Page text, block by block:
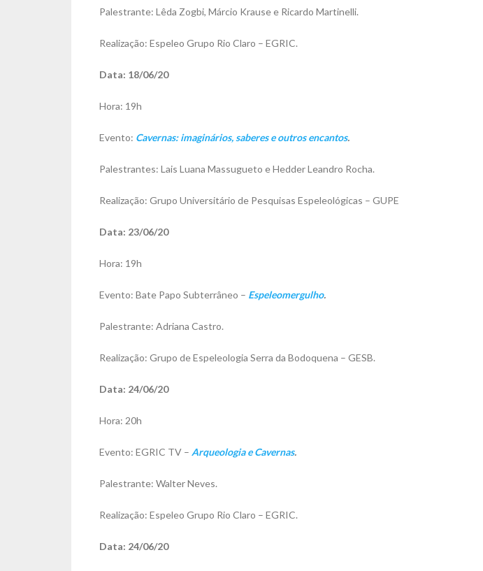
Palestrante: Lêda Zogbi, Márcio Krause e Ricardo Martinelli.
Realização: Espeleo Grupo Rio Claro – EGRIC.
Data: 18/06/20
Hora: 19h
Evento: Cavernas: imaginários, saberes e outros encantos.
Palestrantes: Lais Luana Massugueto e Hedder Leandro Rocha.
Realização: Grupo Universitário de Pesquisas Espeleológicas – GUPE
Data: 23/06/20
Hora: 19h
Evento: Bate Papo Subterrâneo – Espeleomergulho.
Palestrante: Adriana Castro.
Realização: Grupo de Espeleologia Serra da Bodoquena – GESB.
Data: 24/06/20
Hora: 20h
Evento: EGRIC TV – Arqueologia e Cavernas.
Palestrante: Walter Neves.
Realização: Espeleo Grupo Rio Claro – EGRIC.
Data: 24/06/20